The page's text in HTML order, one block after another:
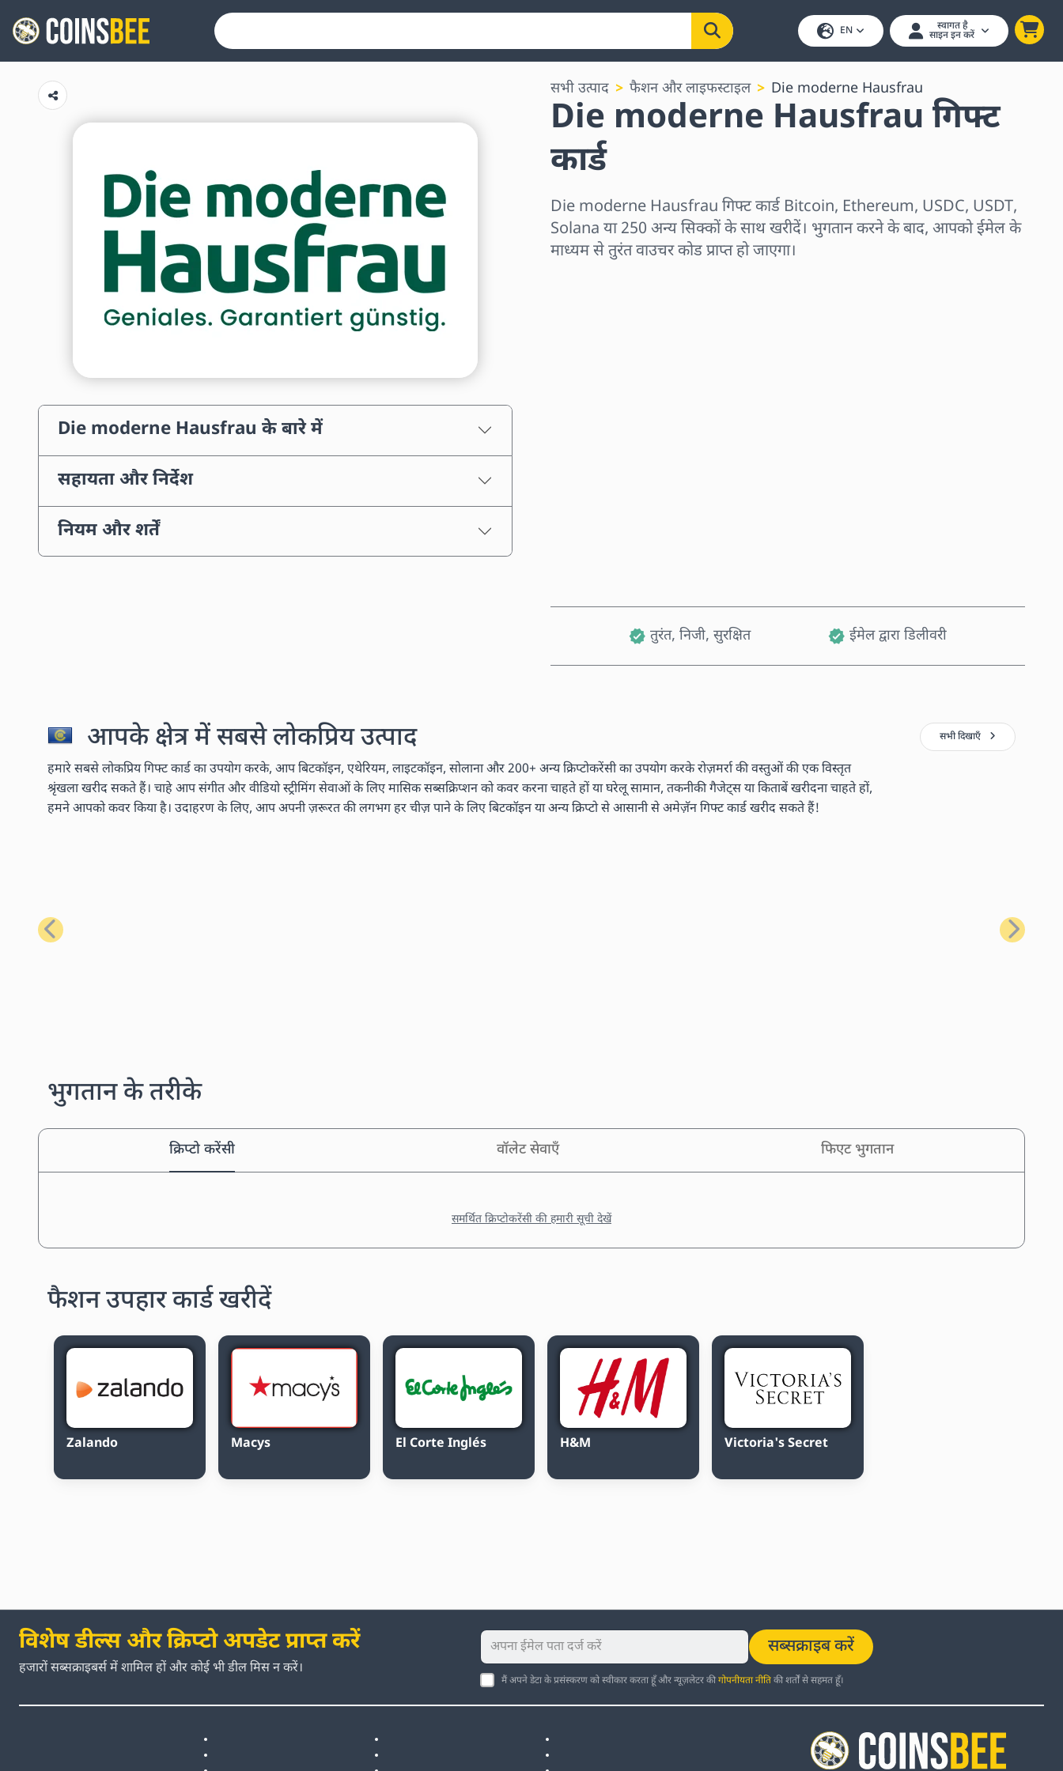
EN स्वागत है
साइन इन करें
Die moderne Hausfrau के बारे में
सहायता और निर्देश
नियम और शर्तें
सभी उत्पाद फैशन और लाइफस्टाइल Die moderne Hausfrau
Die moderne Hausfrau गिफ्ट
कार्ड
Die moderne Hausfrau गिफ्ट कार्ड Bitcoin, Ethereum, USDC, USDT,
Solana या 250 अन्य सिक्कों के साथ खरीदें। भुगतान करने के बाद, आपको ईमेल के
माध्यम से तुरंत वाउचर कोड प्राप्त हो जाएगा।
तुरंत, निजी, सुरक्षित ईमेल द्वारा डिलीवरी
आपके क्षेत्र में सबसे लोकप्रिय उत्पाद
हमारे सबसे लोकप्रिय गिफ्ट कार्ड का उपयोग करके, आप बिटकॉइन, एथेरियम, लाइटकॉइन, सोलाना और 200+ अन्य क्रिप्टोकरेंसी का उपयोग करके रोज़मर्रा की वस्तुओं की एक विस्तृत
श्रृंखला खरीद सकते हैं। चाहे आप संगीत और वीडियो स्ट्रीमिंग सेवाओं के लिए मासिक सब्सक्रिप्शन को कवर करना चाहते हों या घरेलू सामान, तकनीकी गैजेट्स या किताबें खरीदना चाहते हों,
हमने आपको कवर किया है। उदाहरण के लिए, आप अपनी ज़रूरत की लगभग हर चीज़ पाने के लिए बिटकॉइन या अन्य क्रिप्टो से आसानी से अमेज़ॅन गिफ्ट कार्ड खरीद सकते हैं!
सभी दिखाएँ
पिछला अगला
भुगतान के तरीके
क्रिप्टो करेंसी वॉलेट सेवाएँ फिएट भुगतान
समर्थित क्रिप्टोकरेंसी की हमारी सूची देखें
फैशन उपहार कार्ड खरीदें
Zalando Macys El Corte Inglés H&M Victoria's Secret
विशेष डील्स और क्रिप्टो अपडेट प्राप्त करें
हजारों सब्सक्राइबर्स में शामिल हों और कोई भी डील मिस न करें।
सब्सक्राइब करें
मैं अपने डेटा के प्रसंस्करण को स्वीकार करता हूँ और न्यूज़लेटर कीगोपनीयता नीतिकी शर्तों से सहमत हूँ।